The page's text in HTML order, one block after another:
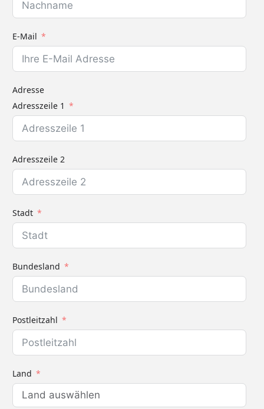
E-Mail
Adresse
Adresszeile 1
Adresszeile 2
Stadt
Bundesland
Postleitzahl
Land